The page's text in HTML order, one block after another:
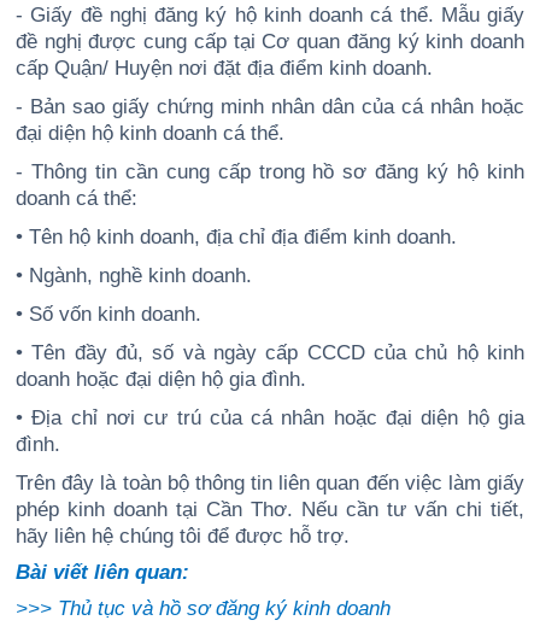
- Giấy đề nghị đăng ký hộ kinh doanh cá thể. Mẫu giấy
đề nghị được cung cấp tại Cơ quan đăng ký kinh doanh
cấp Quận/ Huyện nơi đặt địa điểm kinh doanh.
- Bản sao giấy chứng minh nhân dân của cá nhân hoặc
đại diện hộ kinh doanh cá thể.
- Thông tin cần cung cấp trong hồ sơ đăng ký hộ kinh
doanh cá thể:
• Tên hộ kinh doanh, địa chỉ địa điểm kinh doanh.
• Ngành, nghề kinh doanh.
• Số vốn kinh doanh.
• Tên đầy đủ, số và ngày cấp CCCD của chủ hộ kinh
doanh hoặc đại diện hộ gia đình.
• Địa chỉ nơi cư trú của cá nhân hoặc đại diện hộ gia
đình.
Trên đây là toàn bộ thông tin liên quan đến việc làm giấy
phép kinh doanh tại Cần Thơ. Nếu cần tư vấn chi tiết,
hãy liên hệ chúng tôi để được hỗ trợ.
Bài viết liên quan:
>>> Thủ tục và hồ sơ đăng ký kinh doanh